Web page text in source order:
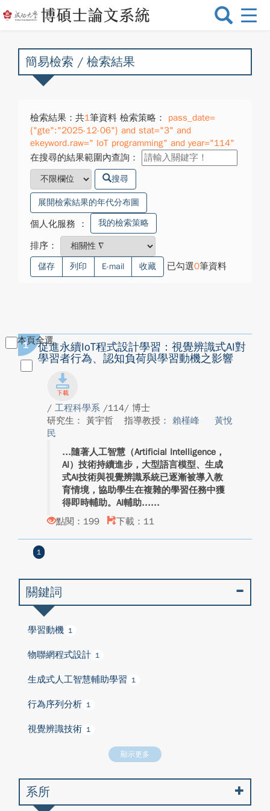
選
換
簡易檢索 / 檢索結果
檢索結果：共1筆資料 檢索策略：
pass_date=
{"gte":"2025-12-06"} and stat="3" and
ekeyword.raw=" IoT programming" and year="114"
在搜尋的結果範圍內查詢：
搜尋
展開檢索結果的年代分布圖
個人化服務 ： 我的檢索策略
排序：
儲存 列印 E-mail 收藏 已勾選0筆資料
本頁全選
1
促進永續IoT程式設計學習：視覺辨識式AI對
學習者行為、認知負荷與學習動機之影響
/ 工程科學系 /114/ 博士
研究生： 黃宇哲
指導教授： 賴槿峰
黃悅
民
隨著人工智慧（Artificial Intelligence，
AI）技術持續進步，大型語言模型、生成
式AI技術與視覺辨識系統已逐漸被導入教
育情境，協助學生在複雜的學習任務中獲
得即時輔助。AI輔助...
點閱：199
下載：11
1
關鍵詞
學習動機 1
物聯網程式設計 1
生成式人工智慧輔助學習 1
行為序列分析 1
視覺辨識技術 1
顯示更多
系所